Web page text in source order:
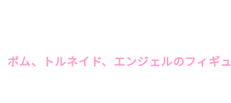
ム、トルネイド、エンジェルのフィギュ